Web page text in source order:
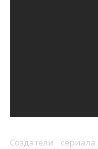
Создатели